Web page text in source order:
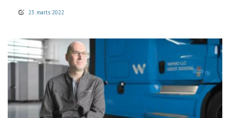
23. marts 2022